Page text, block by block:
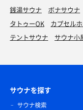
銭湯サウナ
ボナサウナ
タトゥーOK
カプセル
テントサウナ
サウナ小
サウナを探す
サウナ検索